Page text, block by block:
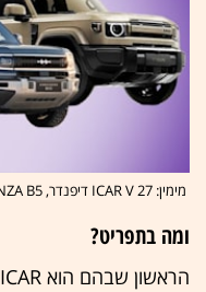
מימין: ICAR V 27 דיפנדר, GAC, DENZA B5 / צילום: יחצ
ומה בתפריט?